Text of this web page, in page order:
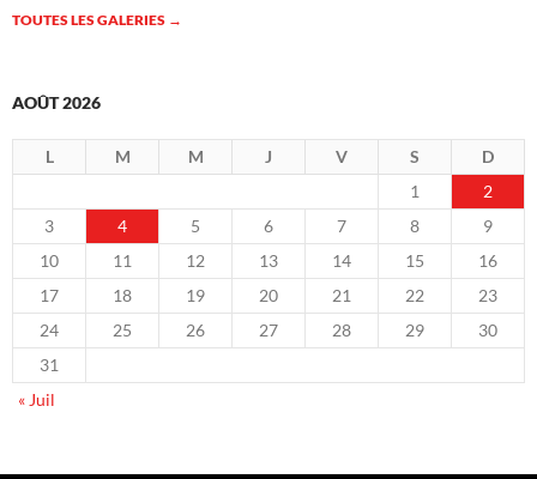
TOUTES LES GALERIES →
AOÛT 2026
L M M J V S
D
1
2
3
4 5 6 7 8
9
10
11 12 13 14 15
16
17
18 19 20 21 22
23
24
25 26 27 28 29
30
31
« Juil